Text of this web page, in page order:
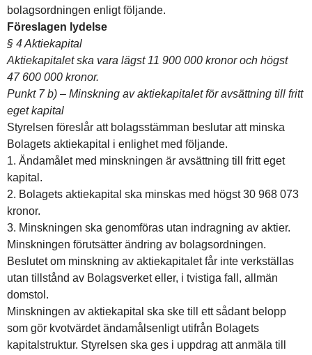
bolagsordningen enligt följande.
Föreslagen lydelse
§ 4 Aktiekapital
Aktiekapitalet ska vara lägst 11 900 000 kronor och högst
47 600 000 kronor.
Punkt 7 b) – Minskning av aktiekapitalet för avsättning till fritt
eget kapital
Styrelsen föreslår att bolagsstämman beslutar att minska
Bolagets aktiekapital i enlighet med följande.
1. Ändamålet med minskningen är avsättning till fritt eget
kapital.
2. Bolagets aktiekapital ska minskas med högst 30 968 073
kronor.
3. Minskningen ska genomföras utan indragning av aktier.
Minskningen förutsätter ändring av bolagsordningen.
Beslutet om minskning av aktiekapitalet får inte verkställas
utan tillstånd av Bolagsverket eller, i tvistiga fall, allmän
domstol.
Minskningen av aktiekapital ska ske till ett sådant belopp
som gör kvotvärdet ändamålsenligt utifrån Bolagets
kapitalstruktur. Styrelsen ska ges i uppdrag att anmäla till